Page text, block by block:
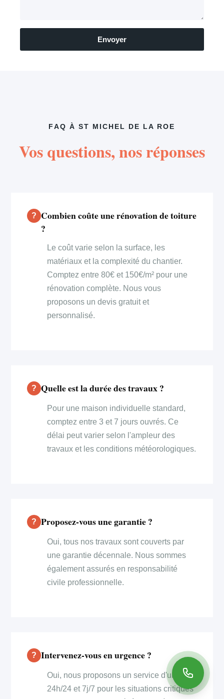
Envoyer
FAQ À ST MICHEL DE LA ROE
Vos questions, nos réponses
Combien coûte une rénovation de toiture
?
Le coût varie selon la surface, les
matériaux et la complexité du chantier.
Comptez entre 80€ et 150€/m² pour une
rénovation complète. Nous vous
proposons un devis gratuit et
personnalisé.
Quelle est la durée des travaux ?
Pour une maison individuelle standard,
comptez entre 3 et 7 jours ouvrés. Ce
délai peut varier selon l'ampleur des
travaux et les conditions météorologiques.
Proposez-vous une garantie ?
Oui, tous nos travaux sont couverts par
une garantie décennale. Nous sommes
également assurés en responsabilité
civile professionnelle.
Intervenez-vous en urgence ?
Oui, nous proposons un service d'urgence
24h/24 et 7j/7 pour les situations critiques